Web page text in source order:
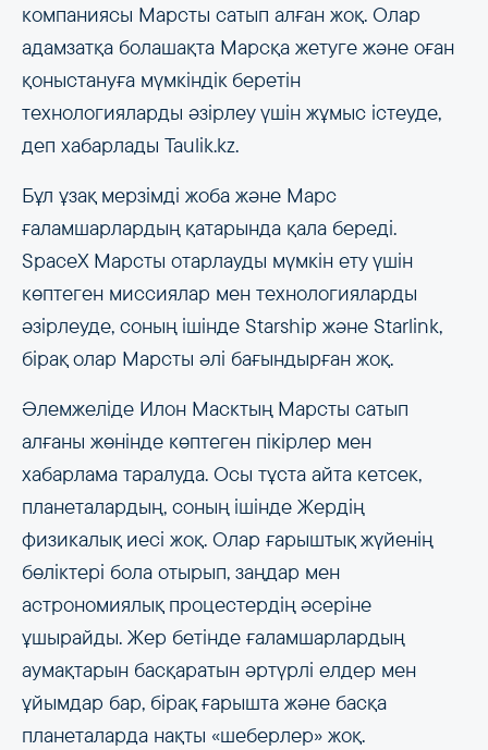
компаниясы Марсты сатып алған жоқ. Олар
адамзатқа болашақта Марсқа жетуге және оған
қоныстануға мүмкіндік беретін
технологияларды әзірлеу үшін жұмыс істеуде,
деп хабарлады Taulik.kz.
Бұл ұзақ мерзімді жоба және Марс
ғаламшарлардың қатарында қала береді.
SpaceX Марсты отарлауды мүмкін ету үшін
көптеген миссиялар мен технологияларды
әзірлеуде, соның ішінде Starship және Starlink,
бірақ олар Марсты әлі бағындырған жоқ.
Әлемжеліде Илон Масктың Марсты сатып
алғаны жөнінде көптеген пікірлер мен
хабарлама таралуда. Осы тұста айта кетсек,
планеталардың, соның ішінде Жердің
физикалық иесі жоқ. Олар ғарыштық жүйенің
бөліктері бола отырып, заңдар мен
астрономиялық процестердің әсеріне
ұшырайды. Жер бетінде ғаламшарлардың
аумақтарын басқаратын әртүрлі елдер мен
ұйымдар бар, бірақ ғарышта және басқа
планеталарда нақты «шеберлер» жоқ.